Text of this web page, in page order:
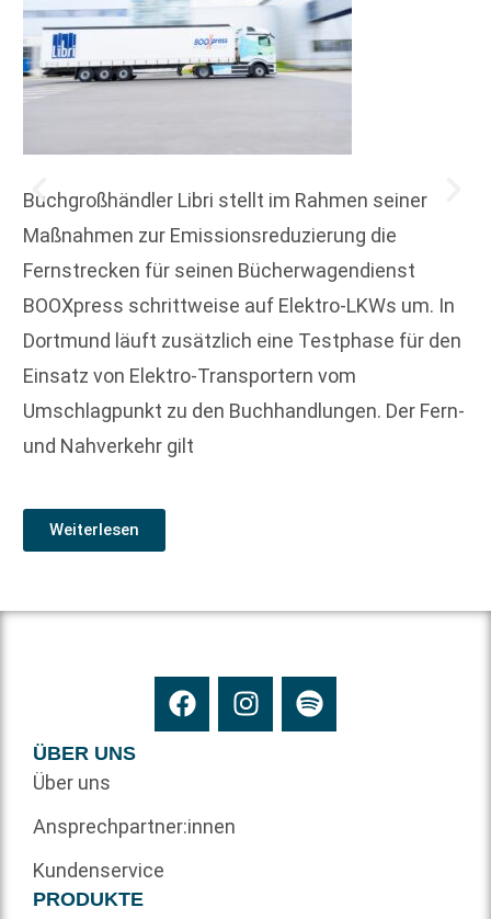
Buchgroßhändler Libri stellt im Rahmen seiner
Maßnahmen zur Emissionsreduzierung die
Fernstrecken für seinen Bücherwagendienst
BOOXpress schrittweise auf Elektro-LKWs um. In
Dortmund läuft zusätzlich eine Testphase für den
Einsatz von Elektro-Transportern vom
Umschlagpunkt zu den Buchhandlungen. Der Fern-
und Nahverkehr gilt
Weiterlesen
ÜBER UNS
Über uns
Ansprechpartner:innen
Kundenservice
PRODUKTE